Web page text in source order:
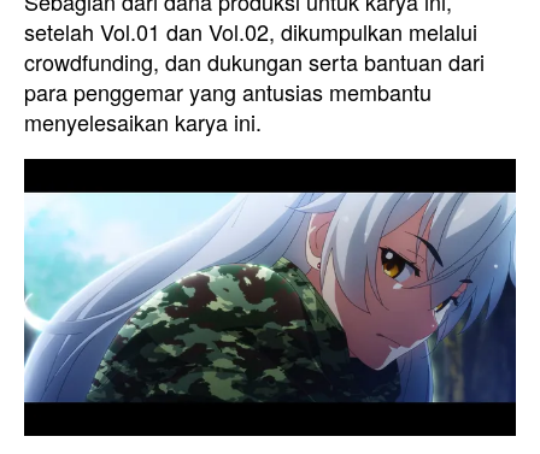
setelah Vol.01 dan Vol.02, dikumpulkan melalui
crowdfunding, dan dukungan serta bantuan dari
para penggemar yang antusias membantu
menyelesaikan karya ini.